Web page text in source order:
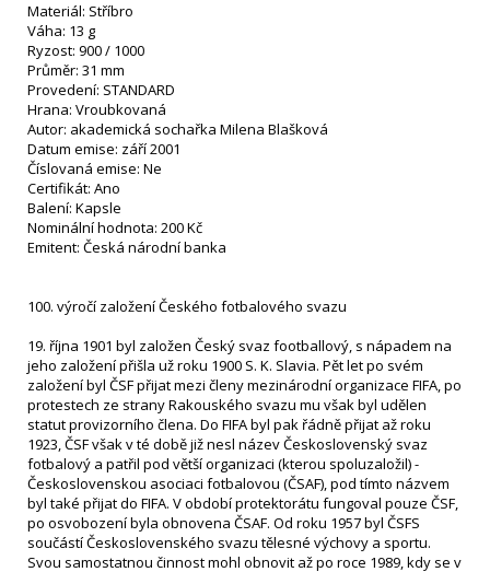
Materiál: Stříbro
Váha: 13 g
Ryzost: 900 / 1000
Průměr: 31 mm
Provedení: STANDARD
Hrana: Vroubkovaná
Autor: akademická sochařka Milena Blašková
Datum emise: září 2001
Číslovaná emise: Ne
Certifikát: Ano
Balení: Kapsle
Nominální hodnota: 200 Kč
Emitent: Česká národní banka
100. výročí založení Českého fotbalového svazu
19. října 1901 byl založen Český svaz footballový, s nápadem na
jeho založení přišla už roku 1900 S. K. Slavia. Pět let po svém
založení byl ČSF přijat mezi členy mezinárodní organizace FIFA, po
protestech ze strany Rakouského svazu mu však byl udělen
statut provizorního člena. Do FIFA byl pak řádně přijat až roku
1923, ČSF však v té době již nesl název Československý svaz
fotbalový a patřil pod větší organizaci (kterou spoluzaložil) -
Československou asociaci fotbalovou (ČSAF), pod tímto názvem
byl také přijat do FIFA. V období protektorátu fungoval pouze ČSF,
po osvobození byla obnovena ČSAF. Od roku 1957 byl ČSFS
součástí Československého svazu tělesné výchovy a sportu.
Svou samostatnou činnost mohl obnovit až po roce 1989, kdy se v